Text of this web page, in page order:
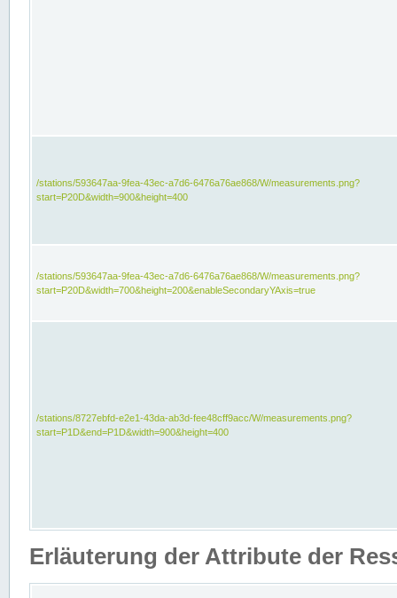
/stations/593647aa-9fea-43ec-a7d6-6476a76ae868/W/measurements.png?
start=P20D&width=900&height=400
/stations/593647aa-9fea-43ec-a7d6-6476a76ae868/W/measurements.png?
start=P20D&width=700&height=200&enableSecondaryYAxis=true
/stations/8727ebfd-e2e1-43da-ab3d-fee48cff9acc/W/measurements.png?
start=P1D&end=P1D&width=900&height=400
Erläuterung der Attribute der